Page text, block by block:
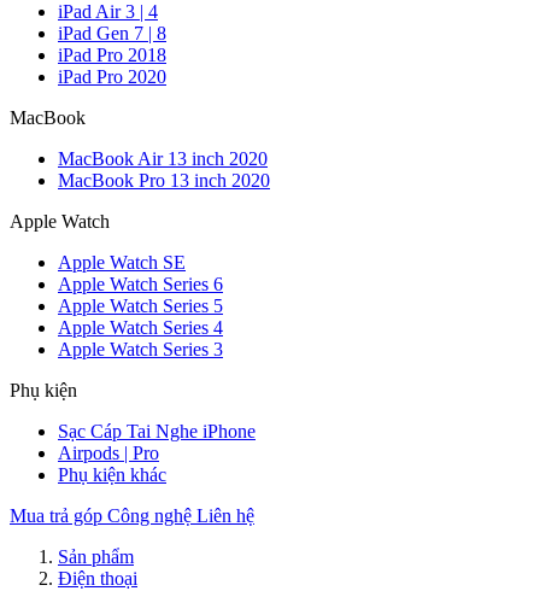
iPad Air 3 | 4
iPad Gen 7 | 8
iPad Pro 2018
iPad Pro 2020
MacBook
MacBook Air 13 inch 2020
MacBook Pro 13 inch 2020
Apple Watch
Apple Watch SE
Apple Watch Series 6
Apple Watch Series 5
Apple Watch Series 4
Apple Watch Series 3
Phụ kiện
Sạc Cáp Tai Nghe iPhone
Airpods | Pro
Phụ kiện khác
Mua trả góp Công nghệ Liên hệ
Sản phẩm
Điện thoại